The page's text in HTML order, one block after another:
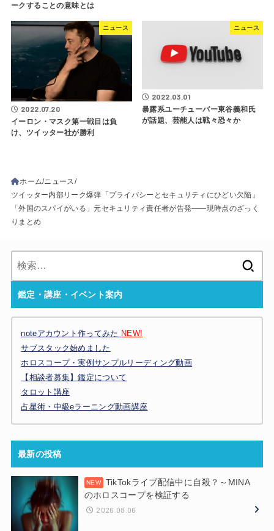
ークすることの意味とは
ニュース
2022.07.20
イーロン・マスク第一戦目は負
け、ツイッター社が勝利
ニュース
2022.03.01
暴露系ユーチューバー東谷義和氏
が話題、芸能人は戦々恐々か
ホーム ニュース
ツイッター内部リーク爆弾「プライバシーとセキュリティにひどい欠陥」
「外国のスパイがいる」元セキュリティ責任者が告発――現時点のざっく
りまとめ
鑑定・講座・イベント案内
noteアカウント作ってみた NEW!
サブスタック始めました
ホロスコープ・実例サンプルリーディング動画
【相談者募集】鑑定について
タロット講座
占星術・中級eラーニング動画講座
最新の投稿
TikTokライブ配信中に自殺？～MINA
のホロスコープを検証する
2026.08.06